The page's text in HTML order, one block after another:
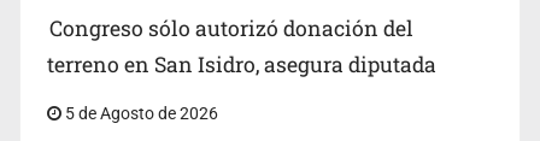
Congreso sólo autorizó donación del
terreno en San Isidro, asegura diputada
5 de Agosto de 2026